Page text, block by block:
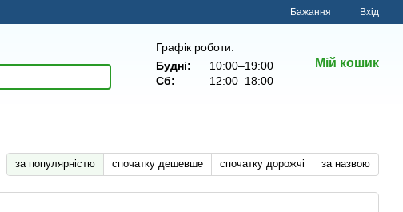
Бажання Вхід
Графік роботи:
Будні:
10:00–19:00
Сб:
12:00–18:00
Мій кошик
за популярністю спочатку дешевше спочатку дорожчі за назвою